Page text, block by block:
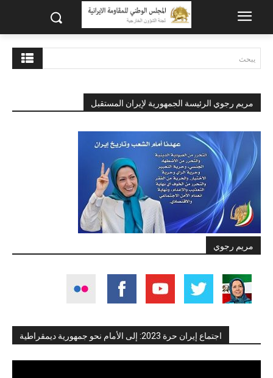
يبحث
مريم رجوي الرئيسة الجمهورية لإيران المستقبل
مريم رجوي
اجتماع إيران حرة 2023: إلى الأمام نحو جمهورية ديمقراطية